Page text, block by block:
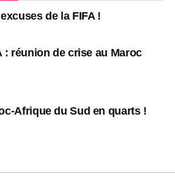
de la FIFA !
: réunion de crise au Maroc
Afrique du Sud en quarts !